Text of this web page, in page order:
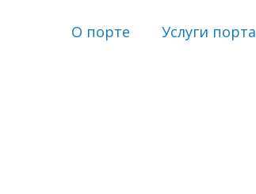
О порте Услуги порта